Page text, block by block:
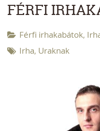
FÉRFI
Férfi irhakabátok,
Irha, Uraknak